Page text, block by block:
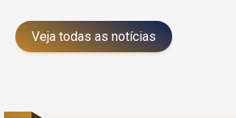
Veja todas as notícias